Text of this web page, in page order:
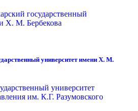
университет имени Х. М.